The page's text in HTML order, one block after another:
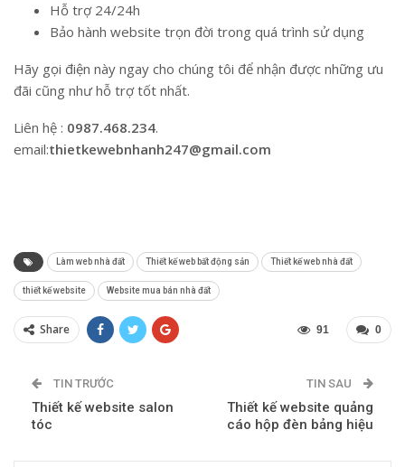
Hỗ trợ 24/24h
Bảo hành website trọn đời trong quá trình sử dụng
Hãy gọi điện này ngay cho chúng tôi để nhận được những ưu
đãi cũng như hỗ trợ tốt nhất.
Liên hệ : 0987.468.234.
email:thietkewebnhanh247@gmail.com
Làm web nhà đất Thiết kế web bất động sản Thiết kế web nhà đất
thiết kế website Website mua bán nhà đất
Share 0
91
TIN TRƯỚC
Thiết kế website salon
tóc
TIN SAU
Thiết kế website quảng
cáo hộp đèn bảng hiệu